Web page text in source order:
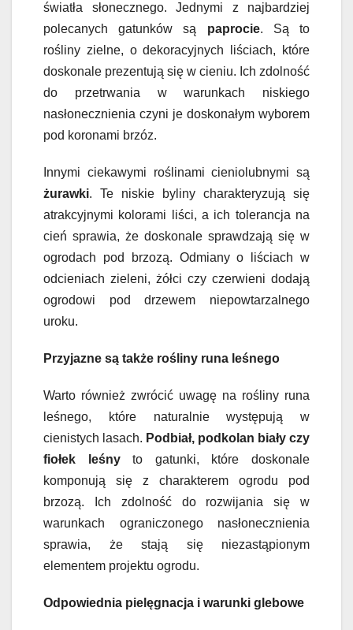
światła słonecznego. Jednymi z najbardziej
polecanych gatunków są paprocie. Są to
rośliny zielne, o dekoracyjnych liściach, które
doskonale prezentują się w cieniu. Ich zdolność
do przetrwania w warunkach niskiego
nasłonecznienia czyni je doskonałym wyborem
pod koronami brzóz.
Innymi ciekawymi roślinami cieniolubnymi są
żurawki. Te niskie byliny charakteryzują się
atrakcyjnymi kolorami liści, a ich tolerancja na
cień sprawia, że doskonale sprawdzają się w
ogrodach pod brzozą. Odmiany o liściach w
odcieniach zieleni, żółci czy czerwieni dodają
ogrodowi pod drzewem niepowtarzalnego
uroku.
Przyjazne są także rośliny runa leśnego
Warto również zwrócić uwagę na rośliny runa
leśnego, które naturalnie występują w
cienistych lasach. Podbiał, podkolan biały czy
fiołek leśnyto gatunki, które doskonale
komponują się z charakterem ogrodu pod
brzozą. Ich zdolność do rozwijania się w
warunkach ograniczonego nasłonecznienia
sprawia, że stają się niezastąpionym
elementem projektu ogrodu.
Odpowiednia pielęgnacja i warunki glebowe